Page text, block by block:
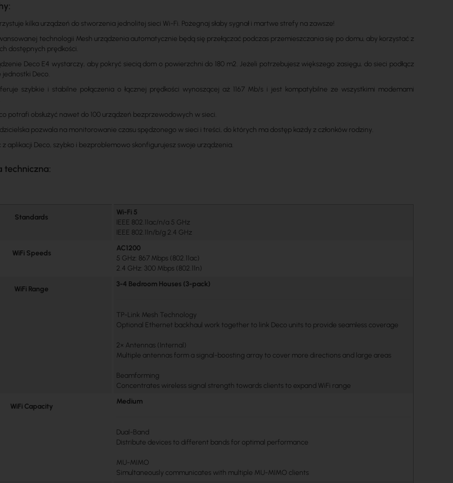
kilka urządzeń do stworzenia jednolitej sieci Wi-Fi. Pożegnaj słaby sygnał i martwe strefy na zawsze!
technologii Mesh urządzenia automatycznie będą się przełączać podczas przemieszczania się po domu, aby korzystać z
dostępnych prędkości.
Deco E4 wystarczy, aby pokryć siecią dom o powierzchni do 180 m2. Jeżeli potrzebujesz większego zasięgu, do sieci podłącz
jednostki Deco.
szybkie i stabilne połączenia o łącznej prędkości wynoszącej aż 1167 Mb/s i jest kompatybilne ze wszystkimi modemami
potrafi obsłużyć nawet do 100 urządzeń bezprzewodowych w sieci.
pozwala na monitorowanie czasu spędzonego w sieci i treści, do których ma dostęp każdy z członków rodziny.
z aplikacji Deco, szybko i bezproblemowo skonfigurujesz swoje urządzenia.
techniczna:
Standards
Wi-Fi 5
IEEE 802.11ac/n/a 5 GHz
IEEE 802.11n/b/g 2.4 GHz
WiFi Speeds
AC1200
5 GHz: 867 Mbps (802.11ac)
2.4 GHz: 300 Mbps (802.11n)
WiFi Range
3-4 Bedroom Houses (3-pack)
TP-Link Mesh Technology
Optional Ethernet backhaul work together to link Deco units to provide seamless coverage
2× Antennas (Internal)
Multiple antennas form a signal-boosting array to cover more directions and large areas
Beamforming
Concentrates wireless signal strength towards clients to expand WiFi range
WiFi Capacity
Medium
Dual-Band
Distribute devices to different bands for optimal performance
MU-MIMO
Simultaneously communicates with multiple MU-MIMO clients